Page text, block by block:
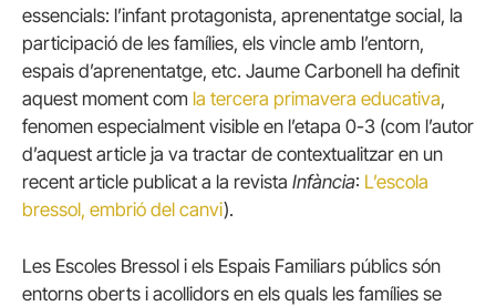
essencials: l’infant protagonista, aprenentatge social, la
participació de les famílies, els vincle amb l’entorn,
espais d’aprenentatge, etc. Jaume Carbonell ha definit
aquest moment com la tercera primavera educativa,
fenomen especialment visible en l’etapa 0-3 (com l’autor
d’aquest article ja va tractar de contextualitzar en un
recent article publicat a la revista Infància: L’escola
bressol, embrió del canvi).
Les Escoles Bressol i els Espais Familiars públics són
entorns oberts i acollidors en els quals les famílies se